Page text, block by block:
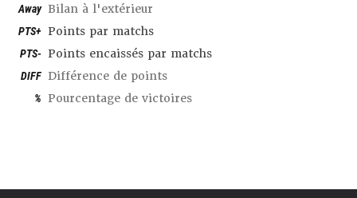
Away Bilan à l'extérieur
PTS+ Points par matchs
PTS- Points encaissés par matchs
DIFF Différence de points
% Pourcentage de victoires